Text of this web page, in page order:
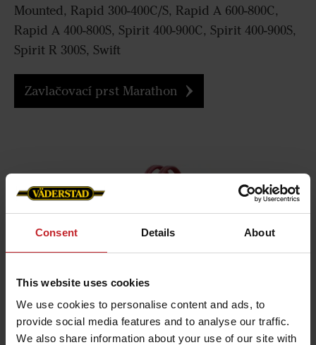
Consent Details About
This website uses cookies
We use cookies to personalise content and ads, to
provide social media features and to analyse our traffic.
We also share information about your use of our site with
Mounted, Rapid 300-400C/S, Rapid A 600-800C,
Rapid A 400-800S, Spirit 400-900C, Spirit 400-900S,
Spirit R 300S, Swift
Zavlačovací prst Marathon